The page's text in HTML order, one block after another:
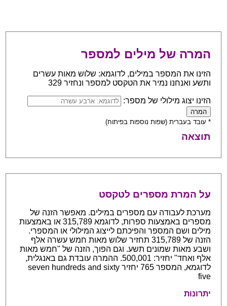
המרה של מילים למספר
הזינו את המספר במילים, לדוגמא: שלוש מאות עשרים
ותשע ואנחנו נמיר את הטקסט למספר ונחזיר 329
הזינו יצוג מילולי של מספר:
* עובד בעברית (שפות נוספות בפיתוח)
תוצאה
על המרת מספרים לטקסט
מערכת לעבודה עם מספרים במילים. מאפשר הזנה של
מספרים באמצעות ספרות, לדוגמא 315,789 או באמצעות
מילים ושם המספר והפיכתם לייצוג המילולי או המספרי.
הזנה של 315,789 תחזיר שלוש מאות חמש עשרה אלף
ושבע מאות שמונים תשע. וגם הפוך, הזנה של "חמש מאות
אלף ואחד" יחזיר: 500,001. ההמרה עובדת גם באנגלית,
לדוגמא, המספר 765 יחזיר seven hundreds and sixty
five
יתרונות